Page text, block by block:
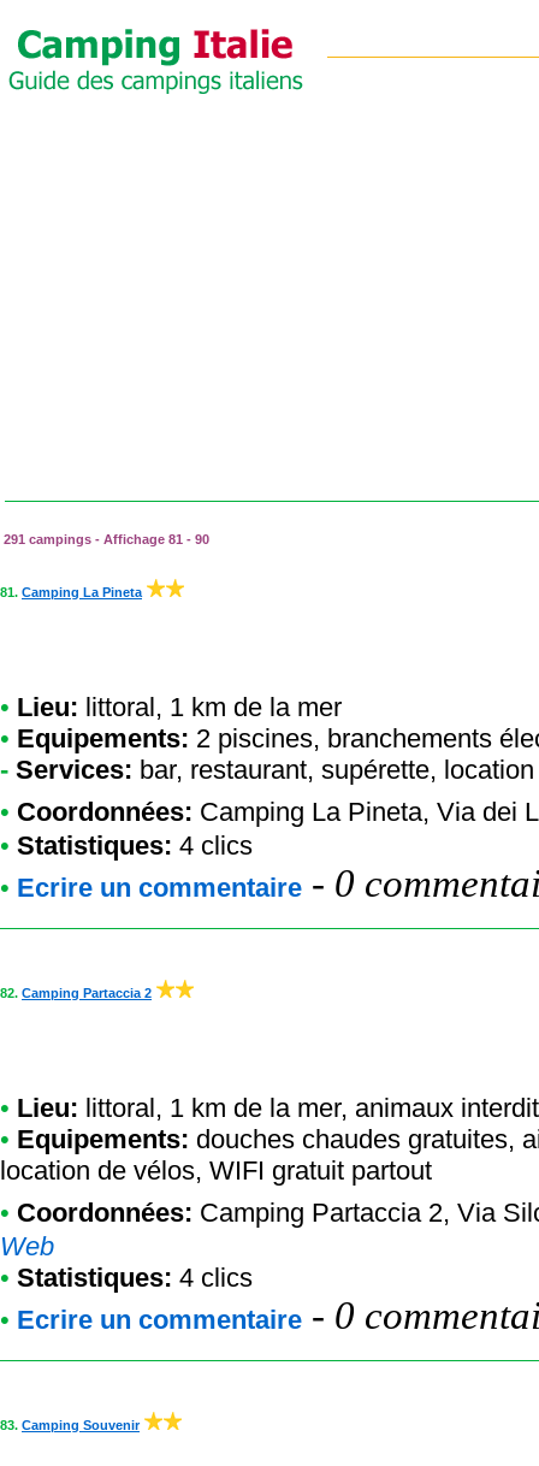
291 campings - Affichage 81 - 90
81. Camping La Pineta
• Lieu: littoral, 1 km de la mer
• Equipements: 2 piscines, branchements
- Services: bar, restaurant, supérette,
• Coordonnées: Camping La Pineta, Via dei
• Statistiques: 4 clics
• Ecrire un commentaire - 0
82. Camping Partaccia 2
• Lieu: littoral, 1 km de la mer, animaux
• Equipements: douches chaudes gratuites,
location de vélos, WIFI gratuit partout
• Coordonnées: Camping Partaccia 2, Via
Web
• Statistiques: 4 clics
• Ecrire un commentaire - 0
83. Camping Souvenir